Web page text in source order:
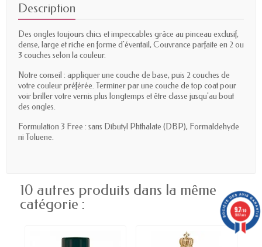
Description
Des ongles toujours chics et impeccables grâce au pinceau exclusif,
dense, large et riche en forme d'éventail, Couvrance parfaite en 2 ou
3 couches selon la couleur.
Notre conseil : appliquer une couche de base, puis 2 couches de
votre couleur préférée. Terminer par une couche de top coat pour
voir briller votre vernis plus longtemps et être classe jusqu'au bout
des ongles.
Formulation 3 Free : sans Dibutyl Phthalate (DBP), Formaldehyde
ni Toluene.
10 autres produits dans la même
catégorie :
9.7/10
5887 avis